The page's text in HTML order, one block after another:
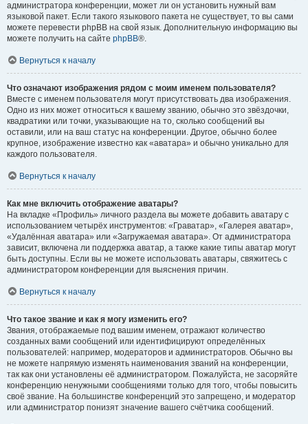
администратора конференции, может ли он установить нужный вам
языковой пакет. Если такого языкового пакета не существует, то вы сами
можете перевести phpBB на свой язык. Дополнительную информацию вы
можете получить на сайте phpBB®.
Вернуться к началу
Что означают изображения рядом с моим именем пользователя?
Вместе с именем пользователя могут присутствовать два изображения.
Одно из них может относиться к вашему званию, обычно это звёздочки,
квадратики или точки, указывающие на то, сколько сообщений вы
оставили, или на ваш статус на конференции. Другое, обычно более
крупное, изображение известно как «аватара» и обычно уникально для
каждого пользователя.
Вернуться к началу
Как мне включить отображение аватары?
На вкладке «Профиль» личного раздела вы можете добавить аватару с
использованием четырёх инструментов: «Граватар», «Галерея аватар»,
«Удалённая аватара» или «Загружаемая аватара». От администратора
зависит, включена ли поддержка аватар, а также какие типы аватар могут
быть доступны. Если вы не можете использовать аватары, свяжитесь с
администратором конференции для выяснения причин.
Вернуться к началу
Что такое звание и как я могу изменить его?
Звания, отображаемые под вашим именем, отражают количество
созданных вами сообщений или идентифицируют определённых
пользователей: например, модераторов и администраторов. Обычно вы
не можете напрямую изменять наименования званий на конференции,
так как они установлены её администратором. Пожалуйста, не засоряйте
конференцию ненужными сообщениями только для того, чтобы повысить
своё звание. На большинстве конференций это запрещено, и модератор
или администратор понизят значение вашего счётчика сообщений.